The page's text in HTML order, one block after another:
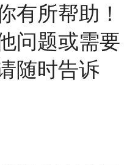
有所帮助！
问题或需要
随时告诉